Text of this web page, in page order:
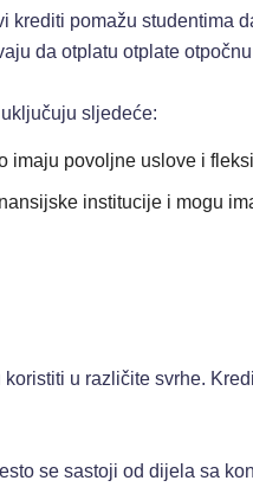
pomažu studentima
da otplatu otplate
sljedeće:
imaju povoljne uslove i
institucije i mogu
u različite svrhe.
se sastoji od dijela sa